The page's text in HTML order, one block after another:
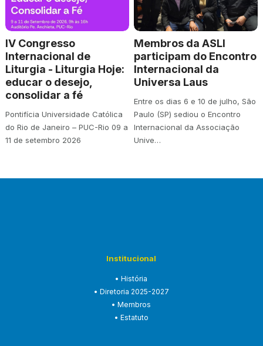
IV Congresso
Internacional de
Liturgia - Liturgia Hoje:
educar o desejo,
consolidar a fé
Pontifícia Universidade Católica
do Rio de Janeiro – PUC-Rio 09 a
11 de setembro 2026
Membros da ASLI
participam do Encontro
Internacional da
Universa Laus
Entre os dias 6 e 10 de julho, São
Paulo (SP) sediou o Encontro
Internacional da Associação
Unive…
Institucional
• História
• Diretoria 2025-2027
• Membros
• Estatuto